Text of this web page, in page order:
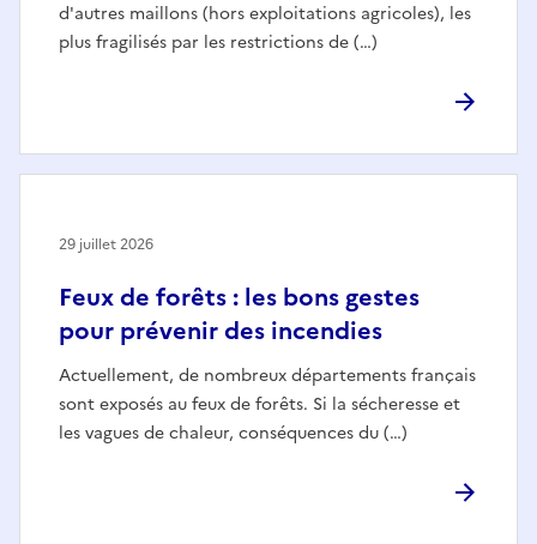
d'autres maillons (hors exploitations agricoles), les
plus fragilisés par les restrictions de (…)
Feux de forêts : les bons gestes
pour prévenir des incendies
Actuellement, de nombreux départements français
sont exposés au feux de forêts. Si la sécheresse et
les vagues de chaleur, conséquences du (…)
29 juillet 2026